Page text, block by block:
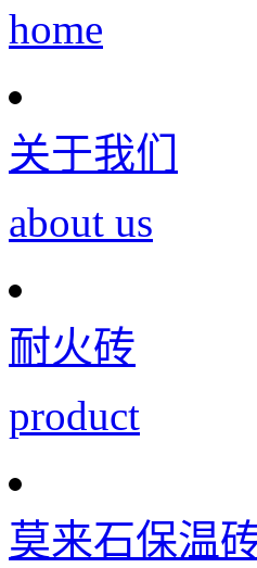
home
关于我们
about us
耐火砖
product
莫来石保温